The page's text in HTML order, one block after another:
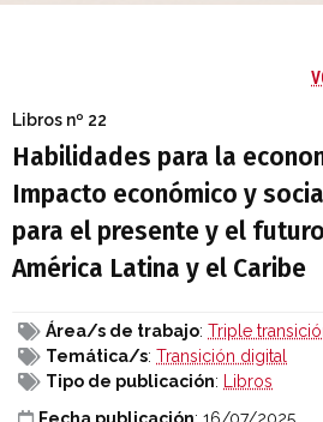
Libros nº 22
Habilidades para la
Impacto económico y
para el presente y el
América Latina y el Caribe
Área/s de trabajo: Triple
Temática/s: Transición digital
Tipo de publicación: Libros